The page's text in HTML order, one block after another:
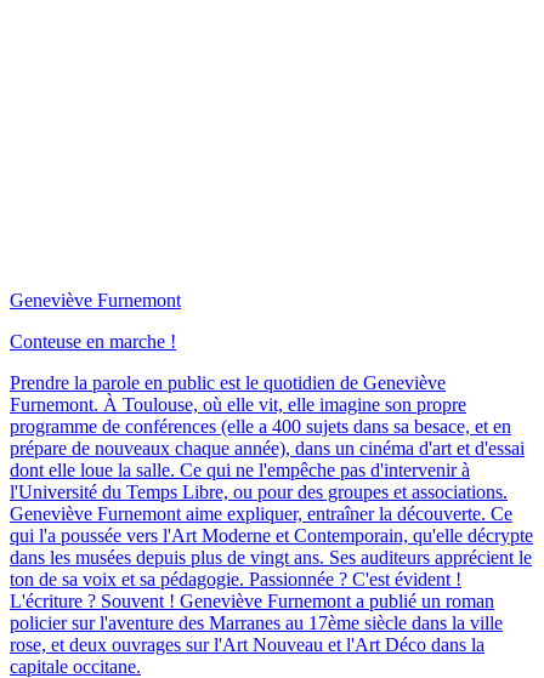
Geneviève Furnemont
Conteuse en marche !
Prendre la parole en public est le quotidien de Geneviève
Furnemont. À Toulouse, où elle vit, elle imagine son propre
programme de conférences (elle a 400 sujets dans sa besace, et en
prépare de nouveaux chaque année), dans un cinéma d'art et d'essai
dont elle loue la salle. Ce qui ne l'empêche pas d'intervenir à
l'Université du Temps Libre, ou pour des groupes et associations.
Geneviève Furnemont aime expliquer, entraîner la découverte. Ce
qui l'a poussée vers l'Art Moderne et Contemporain, qu'elle décrypte
dans les musées depuis plus de vingt ans. Ses auditeurs apprécient le
ton de sa voix et sa pédagogie. Passionnée ? C'est évident !
L'écriture ? Souvent ! Geneviève Furnemont a publié un roman
policier sur l'aventure des Marranes au 17ème siècle dans la ville
rose, et deux ouvrages sur l'Art Nouveau et l'Art Déco dans la
capitale occitane.